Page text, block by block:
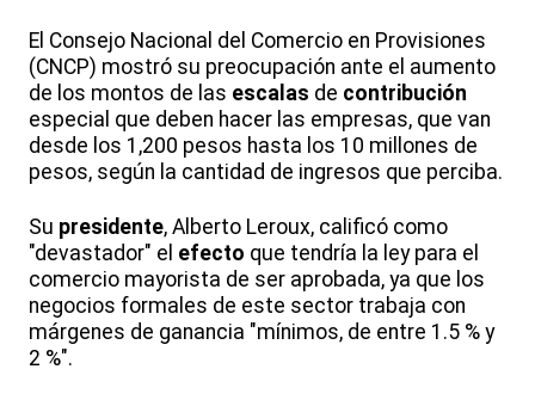
El Consejo Nacional del Comercio en Provisiones
(CNCP) mostró su preocupación ante el aumento
de los montos de las escalas de contribución
especial que deben hacer las empresas, que van
desde los 1,200 pesos hasta los 10 millones de
pesos, según la cantidad de ingresos que perciba.
Su presidente, Alberto Leroux, calificó como
"devastador" el efecto que tendría la ley para el
comercio mayorista de ser aprobada, ya que los
negocios formales de este sector trabaja con
márgenes de ganancia "mínimos, de entre 1.5 % y
2 %".